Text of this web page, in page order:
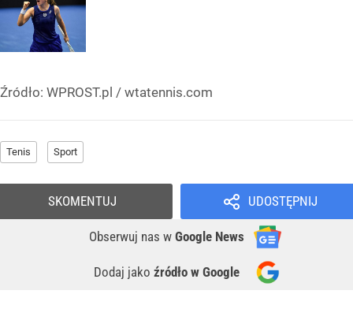
Źródło: WPROST.pl / wtatennis.com
Tenis Sport
UDOSTĘPNIJ
Obserwuj nas w Google News
Dodaj jako źródło w Google
SKOMENTUJ